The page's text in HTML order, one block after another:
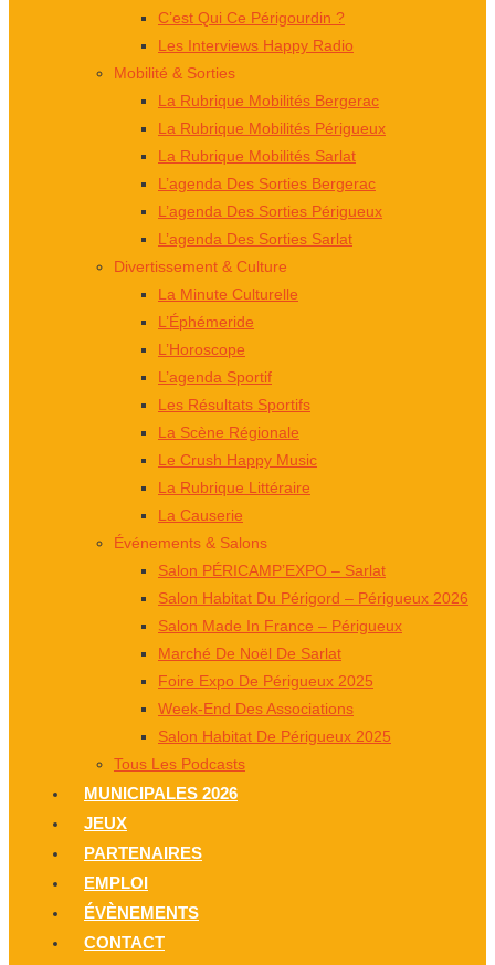
C’est Qui Ce Périgourdin ?
Les Interviews Happy Radio
Mobilité & Sorties
La Rubrique Mobilités Bergerac
La Rubrique Mobilités Périgueux
La Rubrique Mobilités Sarlat
L’agenda Des Sorties Bergerac
L’agenda Des Sorties Périgueux
L’agenda Des Sorties Sarlat
Divertissement & Culture
La Minute Culturelle
L’Éphémeride
L’Horoscope
L’agenda Sportif
Les Résultats Sportifs
La Scène Régionale
Le Crush Happy Music
La Rubrique Littéraire
La Causerie
Événements & Salons
Salon PÉRICAMP’EXPO – Sarlat
Salon Habitat Du Périgord – Périgueux 2026
Salon Made In France – Périgueux
Marché De Noël De Sarlat
Foire Expo De Périgueux 2025
Week-End Des Associations
Salon Habitat De Périgueux 2025
Tous Les Podcasts
MUNICIPALES 2026
JEUX
PARTENAIRES
EMPLOI
ÉVÈNEMENTS
CONTACT